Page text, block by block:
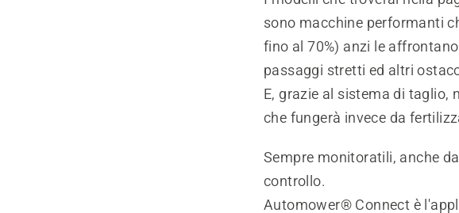
sono macchine performanti
fino al 70%) anzi le
passaggi stretti ed altri
E, grazie al sistema di taglio,
che fungerà invece da
Sempre monitoratili, anche
controllo.
Automower® Connect è